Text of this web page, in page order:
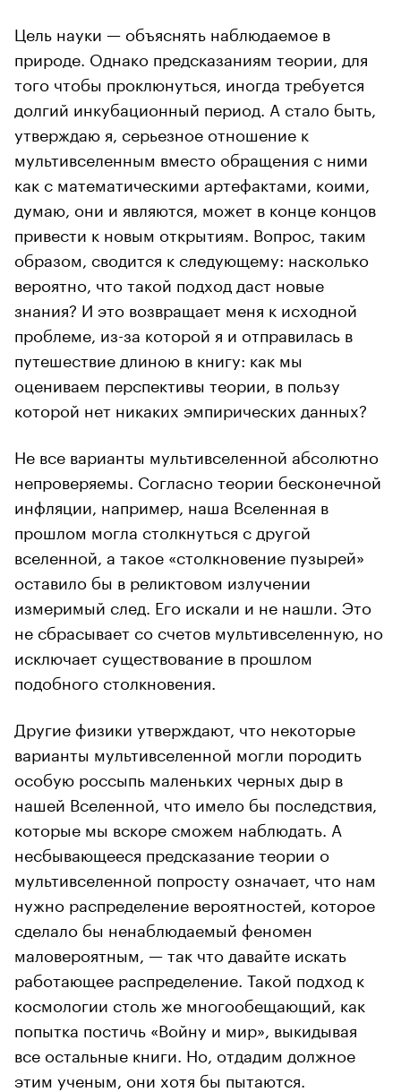
Цель науки — объяснять наблюдаемое в
природе. Однако предсказаниям теории, для
того чтобы проклюнуться, иногда требуется
долгий инкубационный период. А стало быть,
утверждаю я, серьезное отношение к
мультивселенным вместо обращения с ними
как с математическими артефактами, коими,
думаю, они и являются, может в конце концов
привести к новым открытиям. Вопрос, таким
образом, сводится к следующему: насколько
вероятно, что такой подход даст новые
знания? И это возвращает меня к исходной
проблеме, из-за которой я и отправилась в
путешествие длиною в книгу: как мы
оцениваем перспективы теории, в пользу
которой нет никаких эмпирических данных?
Не все варианты мультивселенной абсолютно
непроверяемы. Согласно теории бесконечной
инфляции, например, наша Вселенная в
прошлом могла столкнуться с другой
вселенной, а такое «столкновение пузырей»
оставило бы в реликтовом излучении
измеримый след. Его искали и не нашли. Это
не сбрасывает со счетов мультивселенную, но
исключает существование в прошлом
подобного столкновения.
Другие физики утверждают, что некоторые
варианты мультивселенной могли породить
особую россыпь маленьких черных дыр в
нашей Вселенной, что имело бы последствия,
которые мы вскоре сможем наблюдать. А
несбывающееся предсказание теории о
мультивселенной попросту означает, что нам
нужно распределение вероятностей, которое
сделало бы ненаблюдаемый феномен
маловероятным, — так что давайте искать
работающее распределение. Такой подход к
космологии столь же многообещающий, как
попытка постичь «Войну и мир», выкидывая
все остальные книги. Но, отдадим должное
этим ученым, они хотя бы пытаются.